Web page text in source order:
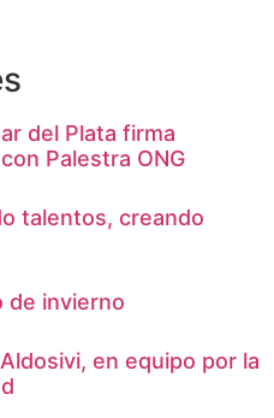
del Plata firma
Palestra ONG
talentos, creando
de invierno
en equipo por la